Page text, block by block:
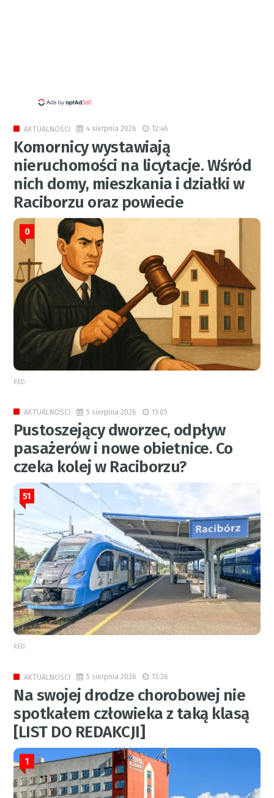
AKTUALNOŚCI 4 sierpnia 2026 12:46
Komornicy wystawiają
nieruchomości na licytacje. Wśród
nich domy, mieszkania i działki w
Raciborzu oraz powiecie
0
RED.
AKTUALNOŚCI 5 sierpnia 2026 11:05
Pustoszejący dworzec, odpływ
pasażerów i nowe obietnice. Co
czeka kolej w Raciborzu?
51
RED.
AKTUALNOŚCI 5 sierpnia 2026 13:26
Na swojej drodze chorobowej nie
spotkałem człowieka z taką klasą
[LIST DO REDAKCJI]
1